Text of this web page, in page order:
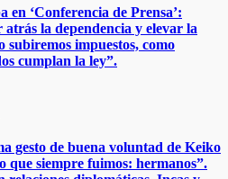
‘Conferencia de Prensa’:
la dependencia y elevar la
impuestos, como
cumplan la ley”.
gesto de buena voluntad de Keiko
que siempre fuimos: hermanos”.